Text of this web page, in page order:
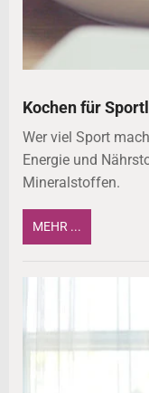
Kochen für
Wer viel Sport
Energie und
Mineralstoffen.
MEHR ...